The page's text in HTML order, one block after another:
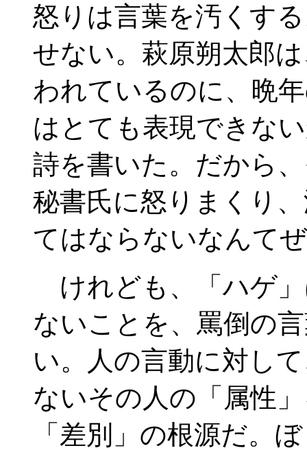
怒りは言葉を汚くす
せない。萩原朔太郎
われているのに、晩
はとても表現できな
詩を書いた。だから
秘書氏に怒りまくり
てはならないなんて
けれども、「ハゲ
ないことを、罵倒の
い。人の言動に対し
ないその人の「属性
「差別」の根源だ。